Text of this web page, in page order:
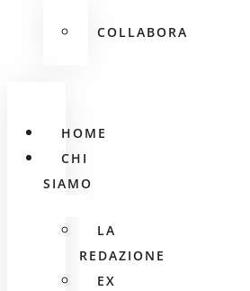
COLLABORA
HOME
CHI
SIAMO
LA
REDAZIONE
EX